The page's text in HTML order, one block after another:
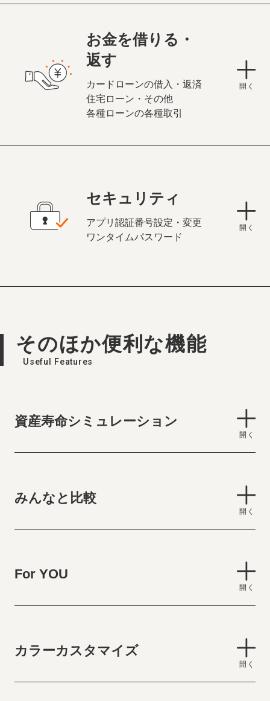
お金を借りる・
返す
カードローンの借入・返済
住宅ローン・その他
各種ローンの各種取引
セキュリティ
アプリ認証番号設定・変更
ワンタイムパスワード
そのほか便利な機能
Useful Features
資産寿命シミュレーション
みんなと比較
For YOU
カラーカスタマイズ